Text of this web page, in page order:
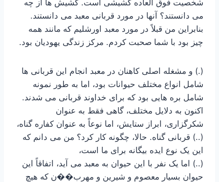
شخصیت فوق العاده کشیشی است. کشیش ها از چه
می دانستند؟ آنها در مورد قربانی معبد می دانستند.
بنابراین من قبلاً در مورد معبد اورشلیم که مانند همه
چیز بود با شما صحبت کردم. مرکز زندگی یهودیان بود.
(.) و مشغله اصلی کاهنان در معبد انجام این قربانی ها
شامل انواع مختلف حیوانات بود، اما به طور نمونه
شامل بره هایی بود که برای خداوند قربانی می شدند.
اکنون به دلایل مختلف، گاهی فقط به عنوان
شکرگزاری، ابراز ستایش، اما نوعاً به عنوان کفاره گناه،
(..) قربانی گناه. حالا، چگونه کار کرد؟ من می دانم که
این یک نوع ایده بیگانه برای ما است،
(..) اما یک نفر با این حیوان به معبد می آید، اتفاقاً این
حیوان بسیار معصوم و شیرین و مهرب��ن که هیچ